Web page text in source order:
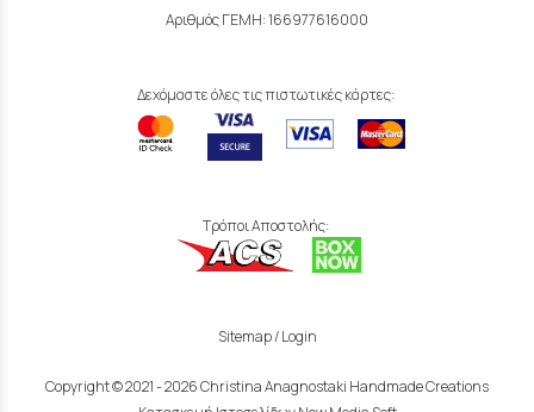
Αριθμός ΓΕΜΗ: 166977616000
Δεχόμαστε όλες τις πιστωτικές κάρτες:
Τρόποι Αποστολής:
Sitemap/Login
Copyright © 2021 - 2026 Christina Anagnostaki Handmade Creations